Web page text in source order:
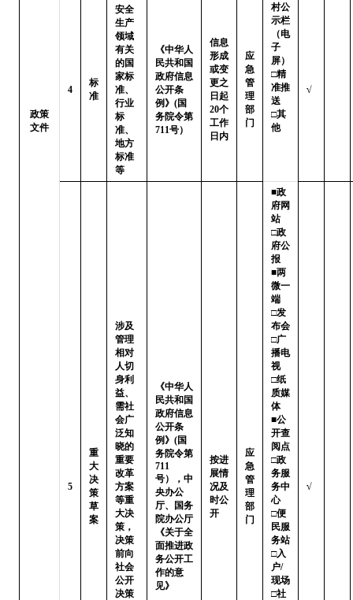
政策
文件
村公
示栏
（电
子
屏）
□精
准推
送
□其
他
4
标
准
安全
生产
领域
有关
的国
家标
准、
行业
标
准、
地方
标准
等
《中华人
民共和国
政府信息
公开条
例》(国
务院令第
711号）
信息
形成
或变
更之
日起
20个
工作
日内
应
急
管
理
部
门
√
5
重
大
决
策
草
案
涉及
管理
相对
人切
身利
益、
需社
会广
泛知
晓的
重要
改革
方案
等重
大决
策，
决策
前向
社会
公开
决策
《中华人
民共和国
政府信息
公开条
例》(国
务院令第
711
号），中
央办公
厅、国务
院办公厅
《关于全
面推进政
务公开工
作的意
见》
按进
展情
况及
时公
开
应
急
管
理
部
门
■政
府网
站
□政
府公
报
■两
微一
端
□发
布会
□广
播电
视
□纸
质媒
体
■公
开查
阅点
□政
务服
务中
心
□便
民服
务站
□入
户/
现场
□社
√